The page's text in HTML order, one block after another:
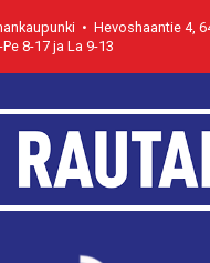
• Hevoshaantie 4,
8-17 ja La 9-13